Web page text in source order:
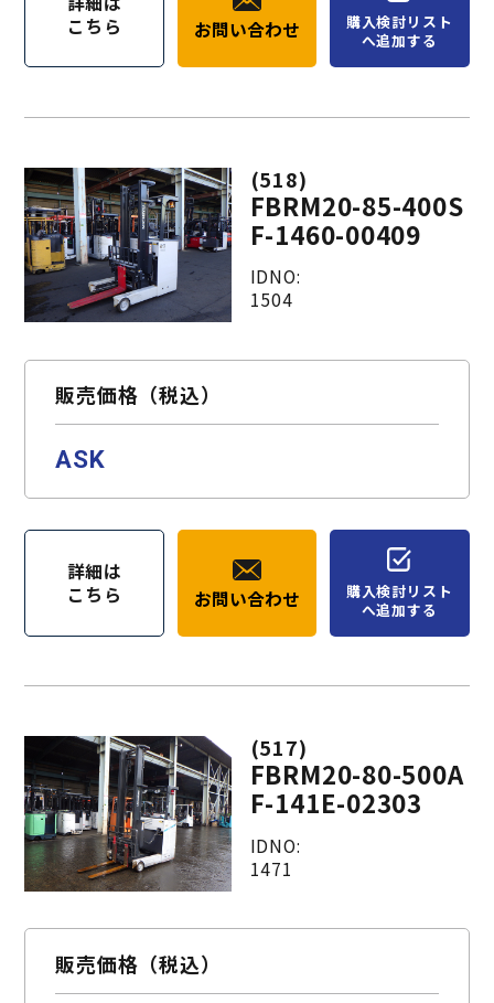
こちら
お問い合わせ
購入検討リスト
へ追加する
(518)
FBRM20-85-400S
F-1460-00409
IDNO:
1504
販売価格（税込）
ASK
詳細は
こちら
お問い合わせ
購入検討リスト
へ追加する
(517)
FBRM20-80-500A
F-141E-02303
IDNO:
1471
販売価格（税込）